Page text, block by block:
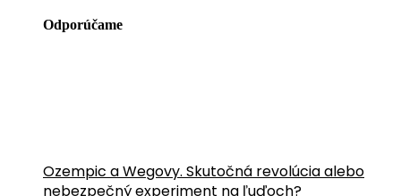
Odporúčame
Ozempic a Wegovy. Skutočná revolúcia alebo
nebezpečný experiment na ľuďoch?